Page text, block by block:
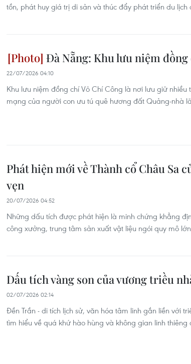
tồn, phát huy giá trị di sản và thúc đẩy phát triển du
Đà Nẵng: Khu lưu niệm đồng
22/07/2026 04:10
Khu lưu niệm đồng chí Võ Chí Công là nơi lưu giữ
mạng của người con ưu tú quê hương đất Quảng-nhà
Phát hiện mới về Thành cổ Châu Sa
vẹn
20/07/2026 04:52
Những dấu tích được phát hiện là minh chứng khẳng
công xưởng, trung tâm sản xuất vật liệu ngói quy mô
Dấu tích vàng son của vương triều
02/07/2026 02:14
Đền Trần - di tích lịch sử, văn hóa tâm linh gắn liền với
tìm hiểu về quá khứ hào hùng và không gian linh